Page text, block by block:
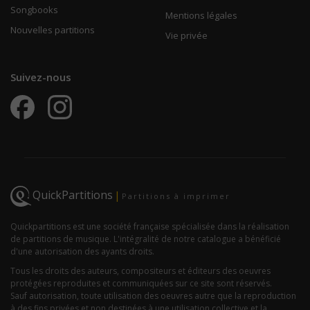
Songbooks
Nouvelles partitions
Mentions légales
Vie privée
Suivez-nous
QuickPartitions | Partitions à imprimer
Quickpartitions est une société française spécialisée dans la réalisation
de partitions de musique. L'intégralité de notre catalogue a bénéficié
d'une autorisation des ayants droits.
Tous les droits des auteurs, compositeurs et éditeurs des oeuvres
protégées reproduites et communiquées sur ce site sont réservés.
Sauf autorisation, toute utilisation des oeuvres autre que la reproduction